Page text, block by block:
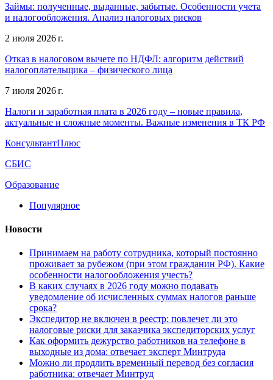
Займы: полученные, выданные, забытые. Особенности учета
и налогообложения. Анализ налоговых рисков
2 июля 2026 г.
Отказ в налоговом вычете по НДФЛ: алгоритм действий
налогоплательщика – физического лица
7 июля 2026 г.
Налоги и заработная плата в 2026 году – новые правила,
актуальные и сложные моменты. Важные изменения в ТК РФ
КонсультантПлюс
СБИС
Образование
Популярное
Новости
Принимаем на работу сотрудника, который постоянно
проживает за рубежом (при этом гражданин РФ). Какие
особенности налогообложения учесть?
В каких случаях в 2026 году можно подавать
уведомление об исчисленных суммах налогов раньше
срока?
Экспедитор не включен в реестр: повлечет ли это
налоговые риски для заказчика экспедиторских услуг
Как оформить дежурство работников на телефоне в
выходные из дома: отвечает эксперт Минтруда
Можно ли продлить временный перевод без согласия
работника: отвечает Минтруд